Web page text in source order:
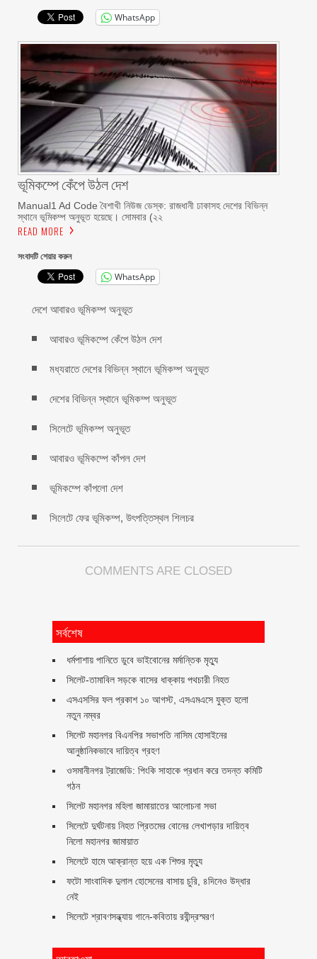
WhatsApp
ভূমিকম্পে কেঁপে উঠল দেশ
Manual1 Ad Code বৈশাখী নিউজ ডেস্ক: রাজধানী ঢাকাসহ দেশের বিভিন্ন
স্থানে ভূমিকম্প অনুভূত হয়েছে। সোমবার (২২
READ MORE
সংবাদটি শেয়ার করুন
WhatsApp
দেশে আবারও ভূমিকম্প অনুভূত
আবারও ভূমিকম্পে কেঁপে উঠল দেশ
মধ্যরাতে দেশের বিভিন্ন স্থানে ভূমিকম্প অনুভূত
দেশের বিভিন্ন স্থানে ভূমিকম্প অনুভূত
সিলেটে ভূমিকম্প অনুভূত
আবারও ভূমিকম্পে কাঁপল দেশ
ভূমিকম্পে কাঁপলো দেশ
সিলেটে ফের ভূমিকম্প, উৎপত্তিস্থল শিলচর
COMMENTS ARE CLOSED
সর্বশেষ
ধর্মপাশায় পানিতে ডুবে ভাইবোনের মর্মান্তিক মৃত্যু
সিলেট-তামাবিল সড়কে বাসের ধাক্কায় পথচারী নিহত
এসএসসির ফল প্রকাশ ১০ আগস্ট, এসএমএসে যুক্ত হলো
নতুন নম্বর
সিলেট মহানগর বিএনপির সভাপতি নাসিম হোসাইনের
আনুষ্ঠানিকভাবে দায়িত্ব গ্রহণ
ওসমানীনগর ট্রাজেডি: পিংকি সাহাকে প্রধান করে তদন্ত কমিটি
গঠন
সিলেট মহানগর মহিলা জামায়াতের আলোচনা সভা
সিলেটে দুর্ঘটনায় নিহত প্রিতমের বোনের লেখাপড়ার দায়িত্ব
নিলো মহানগর জামায়াত
সিলেটে হামে আক্রান্ত হয়ে এক শিশুর মৃত্যু
ফটো সাংবাদিক দুলাল হোসেনের বাসায় চুরি, ৪দিনেও উদ্ধার
নেই
সিলেটে শ্রাবণসন্ধ্যায় গানে-কবিতায় রবীন্দ্রস্মরণ